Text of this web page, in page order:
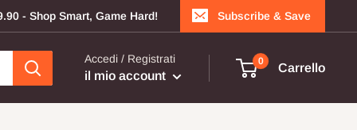
- Shop Smart, Game Hard! Subscribe & Save
Accedi / Registrati
il mio account
0
Carrello